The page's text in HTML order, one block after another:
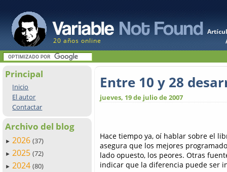
20 años online
Principal
Inicio
El autor
Contactar
Archivo del blog
► 2026 (37)
► 2025 (72)
► 2024 (80)
Entre 10 y 28
jueves, 19 de julio de 2007
Hace tiempo ya, oí hablar sobre el
asegura que los mejores
lado opuesto, los peores. Otras
indicar que la diferencia puede ser